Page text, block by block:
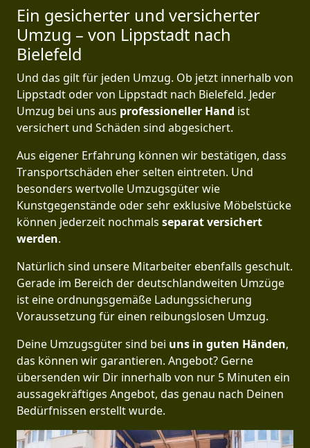
Ein gesicherter und versicherter
Umzug – von Lippstadt nach
Bielefeld
Und das gilt für jeden Umzug. Ob jetzt innerhalb von
Lippstadt oder von Lippstadt nach Bielefeld. Jeder
Umzug bei uns aus professioneller Hand ist
versichert und Schäden sind abgesichert.
Aus eigener Erfahrung können wir bestätigen, dass
Transportschäden eher selten eintreten. Und
besonders wertvolle Umzugsgüter wie
Kunstgegenstände oder sehr exklusive Möbelstücke
können jederzeit nochmals separat versichert
werden.
Natürlich sind unsere Mitarbeiter ebenfalls geschult.
Gerade im Bereich der deutschlandweiten Umzüge
ist eine ordnungsgemäße Ladungssicherung
Voraussetzung für einen reibungslosen Umzug.
Deine Umzugsgüter sind bei uns in guten Händen,
das können wir garantieren. Angebot? Gerne
übersenden wir Dir innerhalb von nur 5 Minuten ein
aussagekräftiges Angebot, das genau nach Deinen
Bedürfnissen erstellt wurde.